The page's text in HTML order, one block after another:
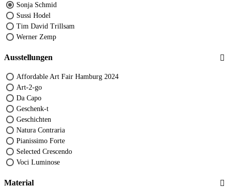
Sonja Schmid
Sussi Hodel
Tim David Trillsam
Werner Zemp
Ausstellungen
Affordable Art Fair Hamburg 2024
Art-2-go
Da Capo
Geschenk-t
Geschichten
Natura Contraria
Pianissimo Forte
Selected Crescendo
Voci Luminose
Material